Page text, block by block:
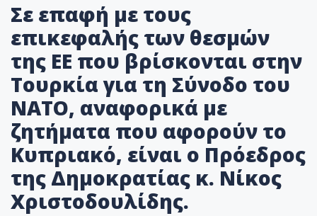
Σε επαφή με τους
επικεφαλής των θεσμών
της ΕΕ που βρίσκονται στην
Τουρκία για τη Σύνοδο του
ΝΑΤΟ, αναφορικά με
ζητήματα που αφορούν το
Κυπριακό, είναι ο Πρόεδρος
της Δημοκρατίας κ. Νίκος
Χριστοδουλίδης.